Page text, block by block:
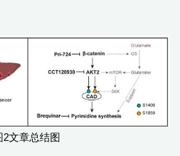
2文章总结图